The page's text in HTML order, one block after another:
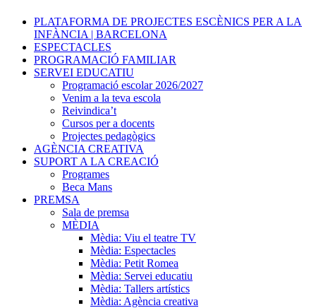
PLATAFORMA DE PROJECTES ESCÈNICS PER A LA
INFÀNCIA | BARCELONA
ESPECTACLES
PROGRAMACIÓ FAMILIAR
SERVEI EDUCATIU
Programació escolar 2026/2027
Venim a la teva escola
Reivindica’t
Cursos per a docents
Projectes pedagògics
AGÈNCIA CREATIVA
SUPORT A LA CREACIÓ
Programes
Beca Mans
PREMSA
Sala de premsa
MÈDIA
Mèdia: Viu el teatre TV
Mèdia: Espectacles
Mèdia: Petit Romea
Mèdia: Servei educatiu
Mèdia: Tallers artístics
Mèdia: Agència creativa